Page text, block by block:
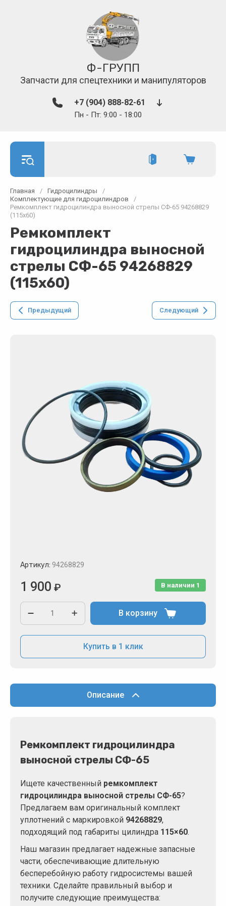
Ф-ГРУПП
Запчасти для спецтехники и манипуляторов
+7 (904) 888-82-61
Пн - Пт: 9:00 - 18:00
Главная / Гидроцилиндры
/
Комплектующие для гидроцилиндров
/
Ремкомплект гидроцилиндра выносной стрелы СФ-65 94268829
(115х60)
Ремкомплект
гидроцилиндра выносной
стрелы СФ-65 94268829
(115х60)
Предыдущий Следующий
Артикул: 94268829
В наличии 1
1 900 ₽
В корзину
Купить в 1 клик
Описание
Ремкомплект гидроцилиндра
выносной стрелы СФ-65
Ищете качественный ремкомплект
гидроцилиндра выносной стрелы СФ-65?
Предлагаем вам оригинальный комплект
уплотнений с маркировкой 94268829,
подходящий под габариты цилиндра 115×60.
Наш магазин предлагает надежные запасные
части, обеспечивающие длительную
бесперебойную работу гидросистемы вашей
техники. Сделайте правильный выбор и
получите следующие преимущества: